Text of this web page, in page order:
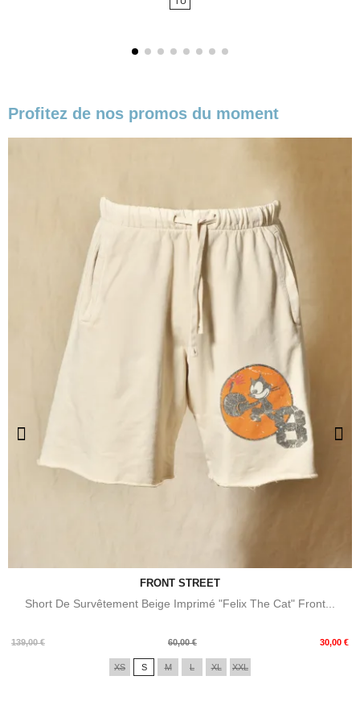
Profitez de nos promos du moment
FRONT STREET
Short De Survêtement Beige Imprimé "Felix The Cat" Front...
139,00 €
Prix
60,00 € 30,00 €
Prix
XS S M L XL XXL